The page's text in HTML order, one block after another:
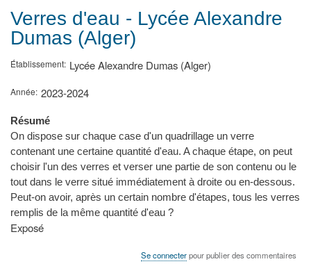
d'Ariane
Verres d'eau - Lycée Alexandre
Dumas (Alger)
Établissement Lycée Alexandre Dumas (Alger)
Année 2023-2024
Résumé
On dispose sur chaque case d'un quadrillage un verre
contenant une certaine quantité d'eau. A chaque étape, on peut
choisir l'un des verres et verser une partie de son contenu ou le
tout dans le verre situé immédiatement à droite ou en-dessous.
Peut-on avoir, après un certain nombre d'étapes, tous les verres
remplis de la même quantité d'eau ?
Type
Exposé
Se connecterpour publier des commentaires